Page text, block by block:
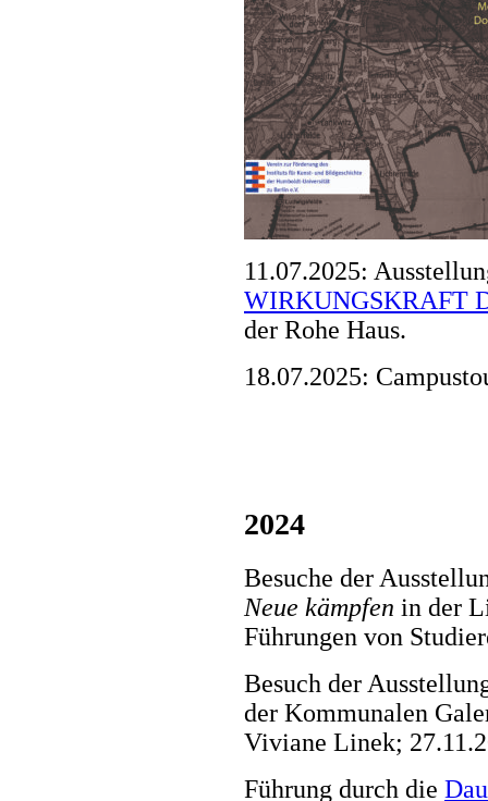
11.07.2025:
WIRKUNGSKRAFT
der Rohe Haus.
18.07.2025:
2024
Besuche der
Neue kämpfen in der
Führungen von
Besuch der
der Kommunalen
Viviane Linek;
Führung durch die